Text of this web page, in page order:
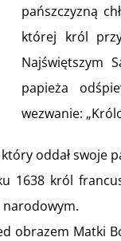
pańszczyzną
której król
Najświętszym
papieża
wezwanie:
oddał
1638 król
narodowym.
obrazem Matki